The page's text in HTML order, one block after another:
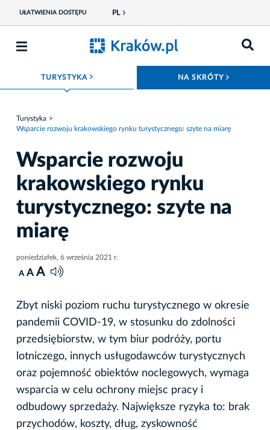
UŁATWIENIA DOSTĘPU PL
TURYSTYKA ROZWIŃ MENU NA SKRÓTY
Turystyka
Wsparcie rozwoju krakowskiego rynku turystycznego: szyte na miarę
Wsparcie rozwoju
krakowskiego rynku
turystycznego: szyte na
miarę
poniedziałek, 6 września 2021 r.
A A A
Zbyt niski poziom ruchu turystycznego w okresie
pandemii COVID-19, w stosunku do zdolności
przedsiębiorstw, w tym biur podróży, portu
lotniczego, innych usługodawców turystycznych
oraz pojemność obiektów noclegowych, wymaga
wsparcia w celu ochrony miejsc pracy i
odbudowy sprzedaży. Największe ryzyka to: brak
przychodów, koszty, dług, zyskowność